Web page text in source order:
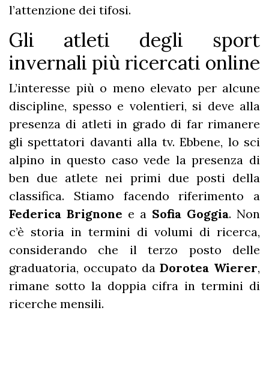
l’attenzione dei tifosi.
Gli atleti degli sport
invernali più ricercati online
L’interesse più o meno elevato per alcune
discipline, spesso e volentieri, si deve alla
presenza di atleti in grado di far rimanere
gli spettatori davanti alla tv. Ebbene, lo sci
alpino in questo caso vede la presenza di
ben due atlete nei primi due posti della
classifica. Stiamo facendo riferimento a
Federica Brignone e a Sofia Goggia. Non
c’è storia in termini di volumi di ricerca,
considerando che il terzo posto delle
graduatoria, occupato daDorotea Wierer,
rimane sotto la doppia cifra in termini di
ricerche mensili.